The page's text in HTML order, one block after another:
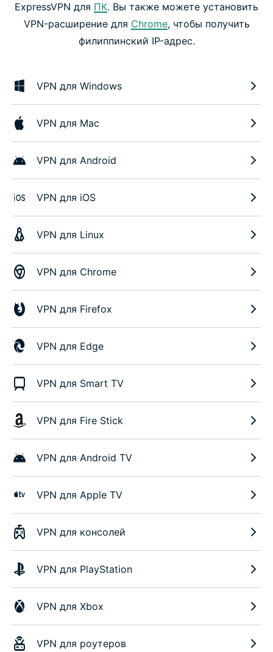
ExpressVPN для ПК. Вы также можете установить
VPN-расширение для Chrome, чтобы получить
филиппинский IP-адрес.
VPN для Windows
VPN для Mac
VPN для Android
VPN для iOS
VPN для Linux
VPN для Chrome
VPN для Firefox
VPN для Edge
VPN для Smart TV
VPN для Fire Stick
VPN для Android TV
VPN для Apple TV
VPN для консолей
VPN для PlayStation
VPN для Xbox
VPN для роутеров